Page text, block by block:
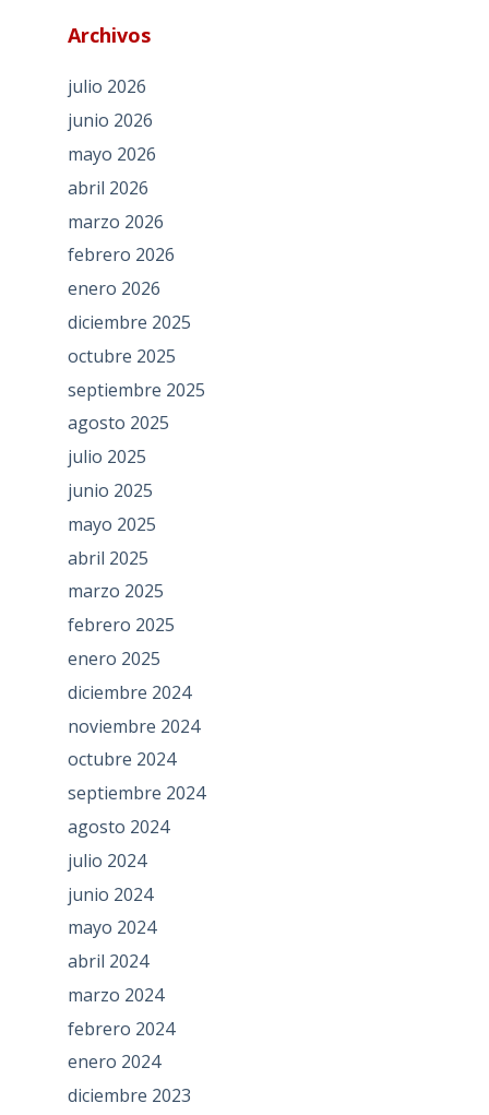
Archivos
julio 2026
junio 2026
mayo 2026
abril 2026
marzo 2026
febrero 2026
enero 2026
diciembre 2025
octubre 2025
septiembre 2025
agosto 2025
julio 2025
junio 2025
mayo 2025
abril 2025
marzo 2025
febrero 2025
enero 2025
diciembre 2024
noviembre 2024
octubre 2024
septiembre 2024
agosto 2024
julio 2024
junio 2024
mayo 2024
abril 2024
marzo 2024
febrero 2024
enero 2024
diciembre 2023